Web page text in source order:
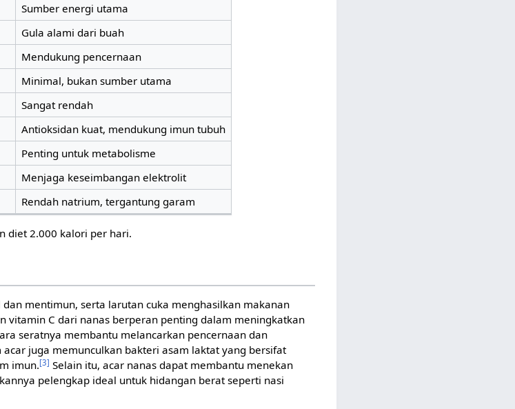
Sumber energi utama
Gula alami dari buah
Mendukung pencernaan
Minimal, bukan sumber utama
Sangat rendah
Antioksidan kuat, mendukung imun tubuh
Penting untuk metabolisme
Menjaga keseimbangan elektrolit
Rendah natrium, tergantung garam
diet 2.000 kalori per hari.
mentimun, serta larutan cuka menghasilkan makanan
vitamin C dari nanas berperan penting dalam meningkatkan
seratnya membantu melancarkan pencernaan dan
acar juga memunculkan bakteri asam laktat yang bersifat
imun.[3] Selain itu, acar nanas dapat membantu menekan
pelengkap ideal untuk hidangan berat seperti nasi